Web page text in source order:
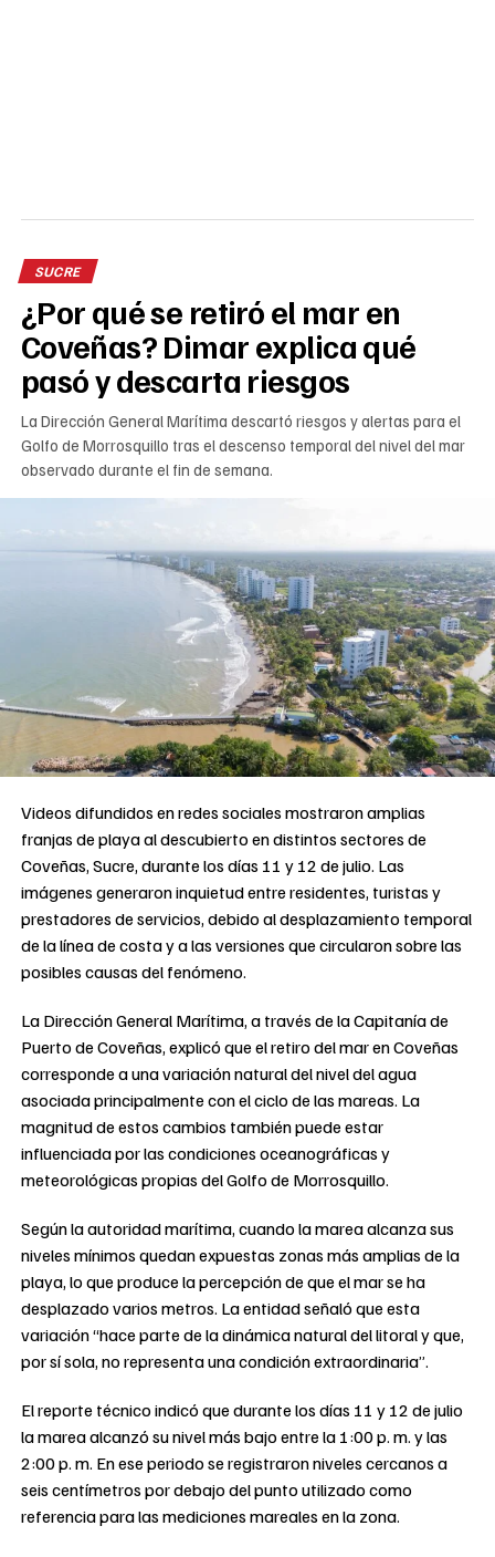
SUCRE
¿Por qué se retiró el mar en
Coveñas? Dimar explica qué
pasó y descarta riesgos
La Dirección General Marítima descartó riesgos y alertas para el
Golfo de Morrosquillo tras el descenso temporal del nivel del mar
observado durante el fin de semana.
Videos difundidos en redes sociales mostraron amplias
franjas de playa al descubierto en distintos sectores de
Coveñas, Sucre, durante los días 11 y 12 de julio. Las
imágenes generaron inquietud entre residentes, turistas y
prestadores de servicios, debido al desplazamiento temporal
de la línea de costa y a las versiones que circularon sobre las
posibles causas del fenómeno.
La Dirección General Marítima, a través de la Capitanía de
Puerto de Coveñas, explicó que el retiro del mar en Coveñas
corresponde a una variación natural del nivel del agua
asociada principalmente con el ciclo de las mareas. La
magnitud de estos cambios también puede estar
influenciada por las condiciones oceanográficas y
meteorológicas propias del Golfo de Morrosquillo.
Según la autoridad marítima, cuando la marea alcanza sus
niveles mínimos quedan expuestas zonas más amplias de la
playa, lo que produce la percepción de que el mar se ha
desplazado varios metros. La entidad señaló que esta
variación “hace parte de la dinámica natural del litoral y que,
por sí sola, no representa una condición extraordinaria”.
El reporte técnico indicó que durante los días 11 y 12 de julio
la marea alcanzó su nivel más bajo entre la 1:00 p. m. y las
2:00 p. m. En ese periodo se registraron niveles cercanos a
seis centímetros por debajo del punto utilizado como
referencia para las mediciones mareales en la zona.